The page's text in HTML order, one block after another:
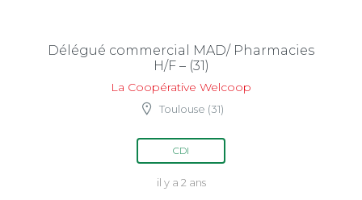
Délégué commercial MAD/ Pharmacies
H/F – (31)
La Coopérative Welcoop
Toulouse (31)
CDI
il y a 2 ans